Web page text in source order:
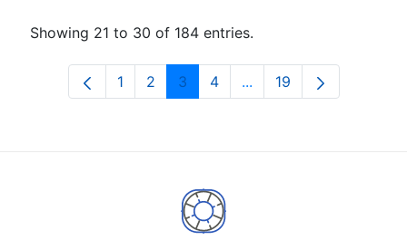
Showing 21 to 30 of 184 entries.
Page
1 Page
2 Page
3 Page
4 ...Intermediate Pages
Page
19